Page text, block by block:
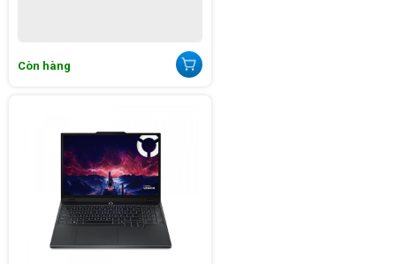
Còn hàng